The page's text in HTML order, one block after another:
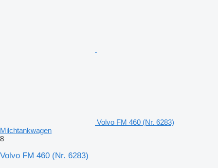
Volvo FM 460 (Nr. 6283)
Milchtankwagen
8
Volvo FM 460 (Nr. 6283)